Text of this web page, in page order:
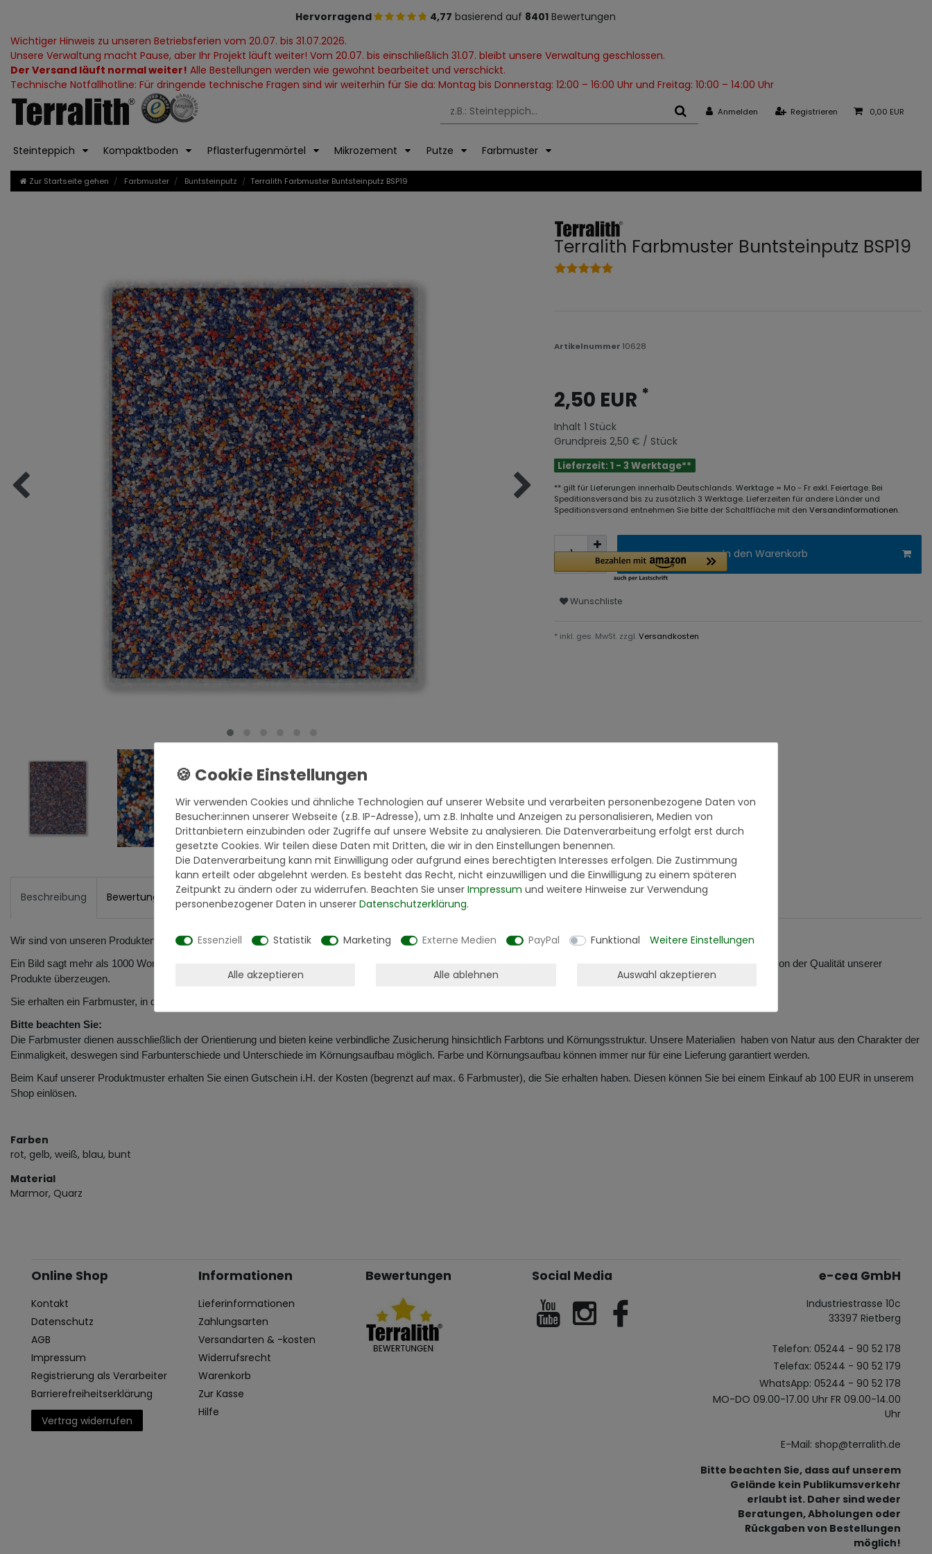
Hervorragend 4,77 basierend auf 8401 Bewertungen
Wichtiger Hinweis zu unseren Betriebsferien vom 20.07. bis 31.07.2026.
Unsere Verwaltung macht Pause, aber Ihr Projekt läuft weiter! Vom 20.07. bis einschließlich 31.07. bleibt unsere Verwaltung geschlossen.
Der Versand läuft normal weiter! Alle Bestellungen werden wie gewohnt bearbeitet und verschickt.
Technische Notfallhotline: Für dringende technische Fragen sind wir weiterhin für Sie da: Montag bis Donnerstag: 12:00 – 16:00 Uhr und Freitag: 10:00 – 14:00 Uhr
Anmelden Registrieren 0,00 EUR
Steinteppich Kompaktboden Pflasterfugenmörtel Mikrozement Putze Farbmuster
Zur Startseite gehen Farbmuster Buntsteinputz Terralith Farbmuster Buntsteinputz BSP19
Terralith Farbmuster Buntsteinputz BSP19
Artikelnummer 10628
2,50 EUR *
Inhalt 1 Stück
Grundpreis 2,50 € / Stück
Lieferzeit: 1 - 3 Werktage**
** gilt für Lieferungen innerhalb Deutschlands. Werktage = Mo - Fr exkl. Feiertage. Bei
Speditionsversand bis zu zusätzlich 3 Werktage. Lieferzeiten für andere Länder und
Speditionsversand entnehmen Sie bitte der Schaltfläche mit den Versandinformationen.
In den Warenkorb
Wunschliste
* inkl. ges. MwSt. zzgl.Versandkosten
Beschreibung Bewertungen Hersteller Verantwortlich in der EU
Wir sind von unseren Produkten überzeugt und zeigen es Ihnen auch!
Ein Bild sagt mehr als 1000 Worte. Doch ein Produktmuster sagt mindestens 1000 Worte mehr. Mit unserer Produktmuster-Aktion können Sie sich vollkommen risikofrei von der Qualität unserer
Produkte überzeugen.
Sie erhalten ein Farbmuster, in der Größe von ca. 7 x 10 cm von der Originalware aus der Charge, die wir in diesem Moment im Abverkauf haben.
Bitte beachten Sie:
Die Farbmuster dienen ausschließlich der Orientierung und bieten keine verbindliche Zusicherung hinsichtlich Farbtons und Körnungsstruktur. Unsere Materialien haben von Natur aus den Charakter der
Einmaligkeit, deswegen sind Farbunterschiede und Unterschiede im Körnungsaufbau möglich. Farbe und Körnungsaufbau können immer nur für eine Lieferung garantiert werden.
Beim Kauf unserer Produktmuster erhalten Sie einen Gutschein i.H. der Kosten (begrenzt auf max. 6 Farbmuster), die Sie erhalten haben. Diesen können Sie bei einem Einkauf ab 100 EUR in unserem
Shop einlösen.
Farben
rot, gelb, weiß, blau, bunt
Material
Marmor, Quarz
Online Shop
Kontakt
Datenschutz
AGB
Impressum
Registrierung als Verarbeiter
Barrierefreiheitserklärung
Vertrag widerrufen
Informationen
Lieferinformationen
Zahlungsarten
Versandarten & -kosten
Widerrufsrecht
Warenkorb
Zur Kasse
Hilfe
Bewertungen Social Media e-cea GmbH
Industriestrasse 10c
33397 Rietberg
Telefon: 05244 - 90 52 178
Telefax: 05244 - 90 52 179
WhatsApp: 05244 - 90 52 178
MO-DO 09.00-17.00 Uhr FR 09.00-14.00
Uhr
E-Mail: shop@terralith.de
Bitte beachten Sie, dass auf unserem
Gelände kein Publikumsverkehr
erlaubt ist. Daher sind weder
Beratungen, Abholungen oder
Rückgaben von Bestellungen
möglich!
Wir verwenden Cookies und ähnliche Technologien auf unserer Website und verarbeiten personenbezogene Daten von
Besucher:innen unserer Webseite (z.B. IP-Adresse), um z.B. Inhalte und Anzeigen zu personalisieren, Medien von
Drittanbietern einzubinden oder Zugriffe auf unsere Website zu analysieren. Die Datenverarbeitung erfolgt erst durch
gesetzte Cookies. Wir teilen diese Daten mit Dritten, die wir in den Einstellungen benennen.
Die Datenverarbeitung kann mit Einwilligung oder aufgrund eines berechtigten Interesses erfolgen. Die Zustimmung
kann erteilt oder abgelehnt werden. Es besteht das Recht, nicht einzuwilligen und die Einwilligung zu einem späteren
Zeitpunkt zu ändern oder zu widerrufen. Beachten Sie unser Impressum und weitere Hinweise zur Verwendung
personenbezogener Daten in unserer Daten­schutz­erklärung.
Essenziell Statistik Marketing Externe Medien PayPal Funktional Weitere Einstellungen
Alle akzeptieren Alle ablehnen Auswahl akzeptieren